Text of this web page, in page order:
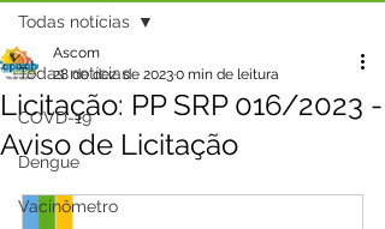
Todas notícias
COVD-19
Dengue
Vacinômetro
Todas notícias
Licitação: PP SRP 016/2023 -
Aviso de Licitação
Ascom
28 de dez. de 20230 min de leitura